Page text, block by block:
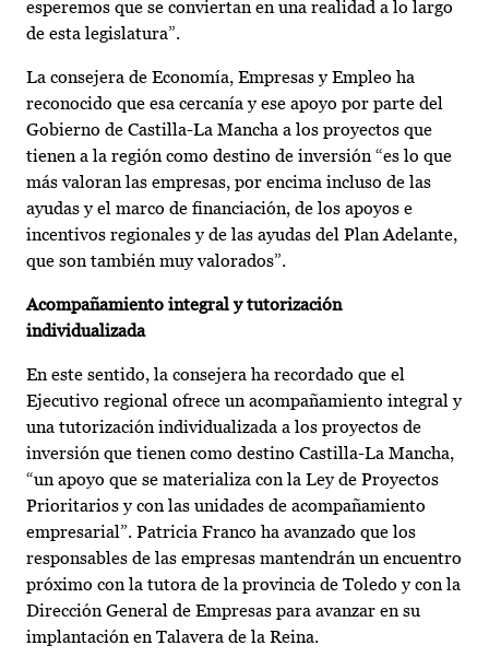
esperemos que se conviertan en una realidad a lo largo
de esta legislatura”.
La consejera de Economía, Empresas y Empleo ha
reconocido que esa cercanía y ese apoyo por parte del
Gobierno de Castilla-La Mancha a los proyectos que
tienen a la región como destino de inversión “es lo que
más valoran las empresas, por encima incluso de las
ayudas y el marco de financiación, de los apoyos e
incentivos regionales y de las ayudas del Plan Adelante,
que son también muy valorados”.
Acompañamiento integral y tutorización
individualizada
En este sentido, la consejera ha recordado que el
Ejecutivo regional ofrece un acompañamiento integral y
una tutorización individualizada a los proyectos de
inversión que tienen como destino Castilla-La Mancha,
“un apoyo que se materializa con la Ley de Proyectos
Prioritarios y con las unidades de acompañamiento
empresarial”. Patricia Franco ha avanzado que los
responsables de las empresas mantendrán un encuentro
próximo con la tutora de la provincia de Toledo y con la
Dirección General de Empresas para avanzar en su
implantación en Talavera de la Reina.